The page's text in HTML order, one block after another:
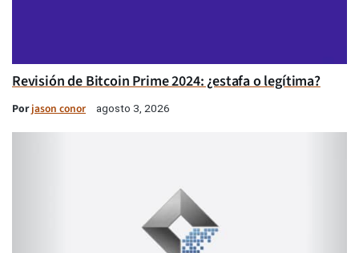
Revisión de Bitcoin Prime 2024: ¿estafa o legítima?
Porjason conor agosto 3, 2026